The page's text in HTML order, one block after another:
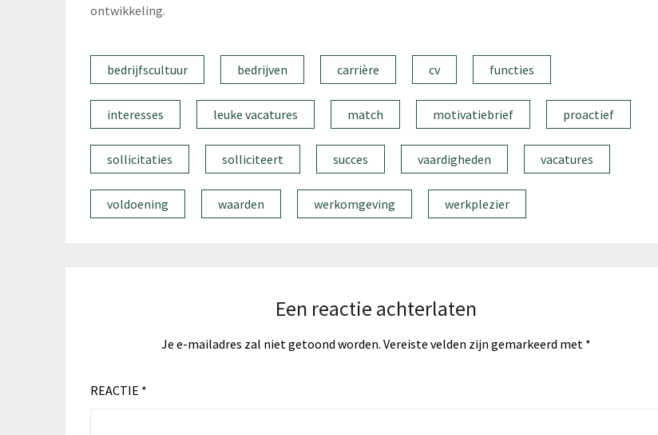
ontwikkeling.
bedrijfscultuur bedrijven carrière cv functies
interesses leuke vacatures match motivatiebrief proactief
sollicitaties solliciteert succes vaardigheden vacatures
voldoening waarden werkomgeving werkplezier
Een reactie achterlaten
Je e-mailadres zal niet getoond worden. Vereiste velden zijn gemarkeerd met *
REACTIE *